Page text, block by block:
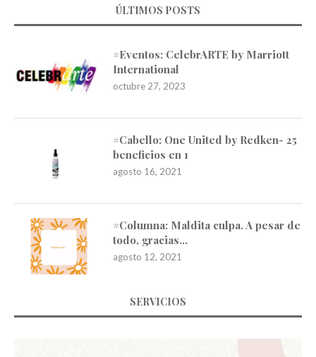
ÚLTIMOS POSTS
#Eventos: CelebrARTE by Marriott
International
octubre 27, 2023
#Cabello: One United by Redken- 25
beneficios en 1
agosto 16, 2021
#Columna: Maldita culpa. A pesar de
todo, gracias…
agosto 12, 2021
SERVICIOS